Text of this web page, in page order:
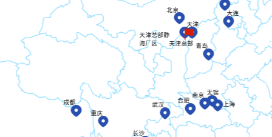
北京
天津
天津总部静
海厂区
上海
无锡
青岛
大连
成都
长沙
武汉
重庆
合肥
南京
天津总部